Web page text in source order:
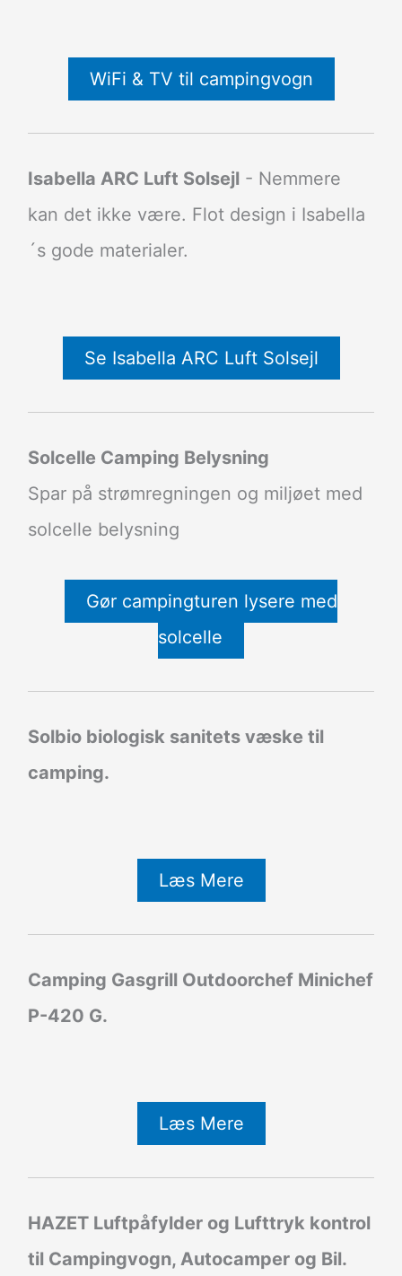
WiFi & TV til campingvogn
Isabella ARC Luft Solsejl- Nemmere
kan det ikke være. Flot design i Isabella
´s gode materialer.
Se Isabella ARC Luft Solsejl
Solcelle Camping Belysning
Spar på strømregningen og miljøet med
solcelle belysning
Gør campingturen lysere med
solcelle
Solbio biologisk sanitets væske til
camping.
Læs Mere
Camping Gasgrill Outdoorchef Minichef
P-420 G.
Læs Mere
HAZET Luftpåfylder og Lufttryk kontrol
til Campingvogn, Autocamper og Bil.